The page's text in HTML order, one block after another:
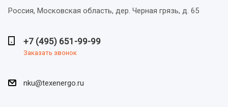
Россия, Московская область, дер. Черная грязь, д. 65
+7 (495) 651-99-99
Заказать звонок
nku@texenergo.ru